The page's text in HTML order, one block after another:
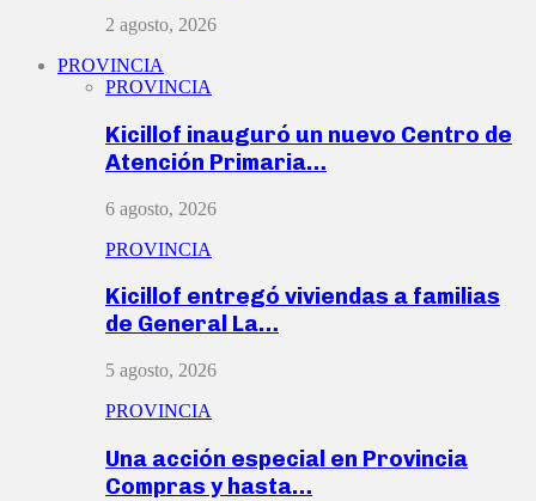
2 agosto, 2026
PROVINCIA
PROVINCIA
Kicillof inauguró un nuevo Centro de
Atención Primaria…
6 agosto, 2026
PROVINCIA
Kicillof entregó viviendas a familias
de General La…
5 agosto, 2026
PROVINCIA
Una acción especial en Provincia
Compras y hasta…